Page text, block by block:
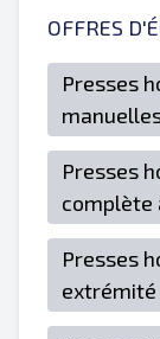
OFFRES
Presses
Presses
complète
Presses
extrémité